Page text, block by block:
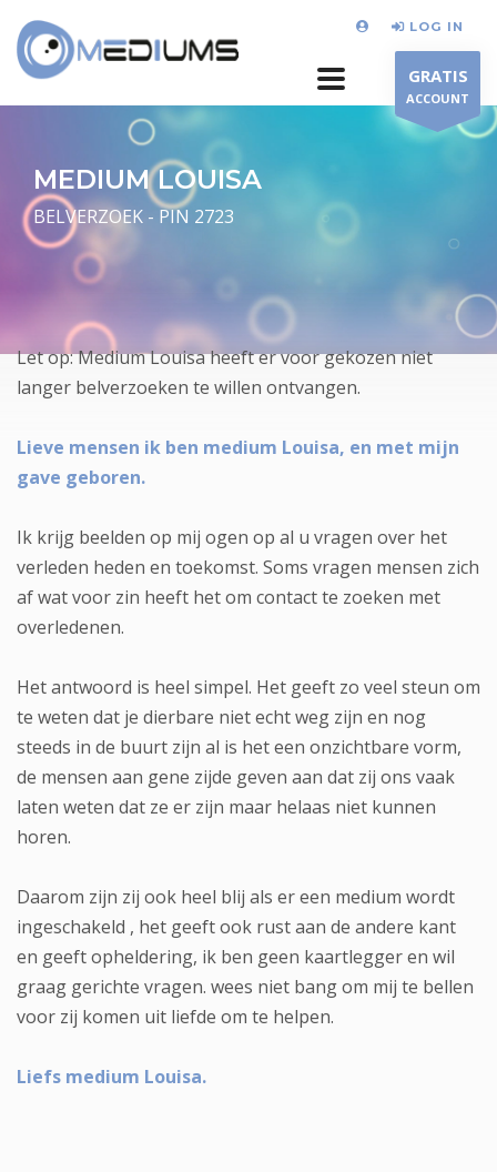
LOG IN
GRATIS
ACCOUNT
MEDIUM LOUISA
BELVERZOEK - PIN 2723
Let op: Medium Louisa heeft er voor gekozen niet
langer belverzoeken te willen ontvangen.
Lieve mensen ik ben medium Louisa, en met mijn
gave geboren.
Ik krijg beelden op mij ogen op al u vragen over het
verleden heden en toekomst. Soms vragen mensen zich
af wat voor zin heeft het om contact te zoeken met
overledenen.
Het antwoord is heel simpel. Het geeft zo veel steun om
te weten dat je dierbare niet echt weg zijn en nog
steeds in de buurt zijn al is het een onzichtbare vorm,
de mensen aan gene zijde geven aan dat zij ons vaak
laten weten dat ze er zijn maar helaas niet kunnen
horen.
Daarom zijn zij ook heel blij als er een medium wordt
ingeschakeld , het geeft ook rust aan de andere kant
en geeft opheldering, ik ben geen kaartlegger en wil
graag gerichte vragen. wees niet bang om mij te bellen
voor zij komen uit liefde om te helpen.
Liefs medium Louisa.